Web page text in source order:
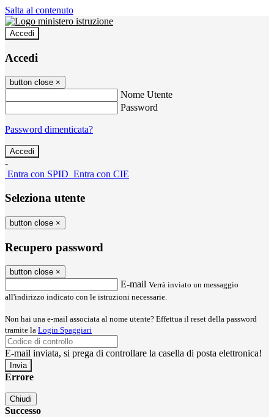
Salta al contenuto
Accedi
Accedi
button close ×
Nome Utente
Password
Password dimenticata?
-
Entra con SPID Entra con CIE
Seleziona utente
button close ×
Recupero password
button close ×
E-mail Verrà inviato un messaggio
all'indirizzo indicato con le istruzioni necessarie.
Non hai una e-mail associata al nome utente? Effettua il reset della password
tramite la Login Spaggiari
E-mail inviata, si prega di controllare la casella di posta elettronica!
Errore
Chiudi
Successo